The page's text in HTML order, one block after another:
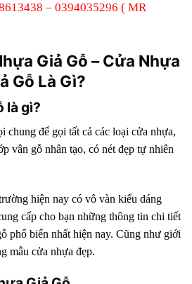
– 0394035296 ( MR
Giả Gỗ – Cửa Nhựa
Gỗ Là Gì?
là gì?
chung để gọi tất cả các loại cửa nhựa,
vân gỗ nhân tạo, có nét đẹp tự nhiên
hiện nay có vô vàn kiểu dáng
cấp cho bạn những thông tin chi tiết
phổ biến nhất hiện nay. Cũng như giới
mẫu cửa nhựa đẹp.